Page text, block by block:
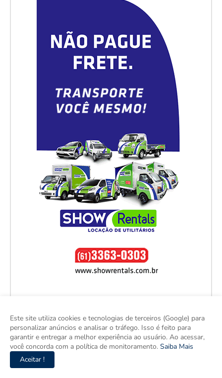
Este site utiliza cookies e tecnologias de terceiros (Google) para
personalizar anúncios e analisar o tráfego. Isso é feito para
garantir e entregar a melhor experiência ao usuário. Ao acessar,
você concorda com a política de monitoramento. Saiba Mais
Aceitar !